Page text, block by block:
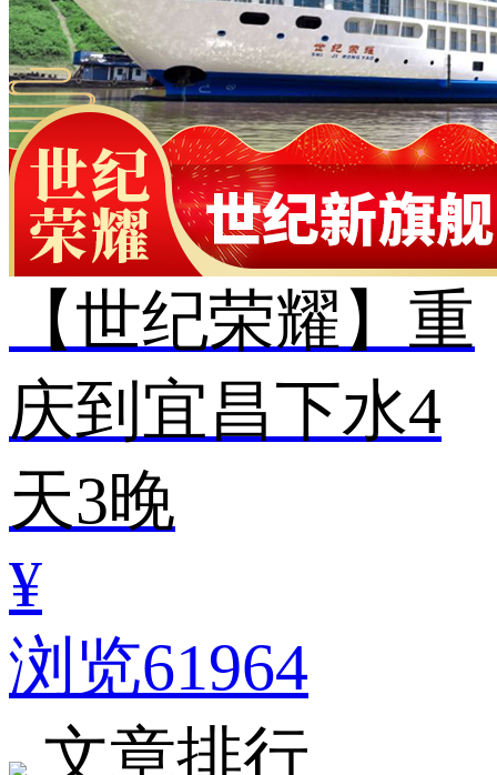
【世纪荣耀】重
庆到宜昌下水4
天3晚
¥
浏览61964
文章排行